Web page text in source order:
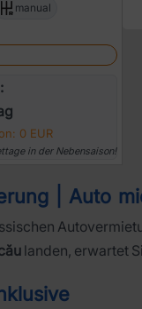
manual
0 EUR
in der Nebensaison!
| Auto
landen, erwartet